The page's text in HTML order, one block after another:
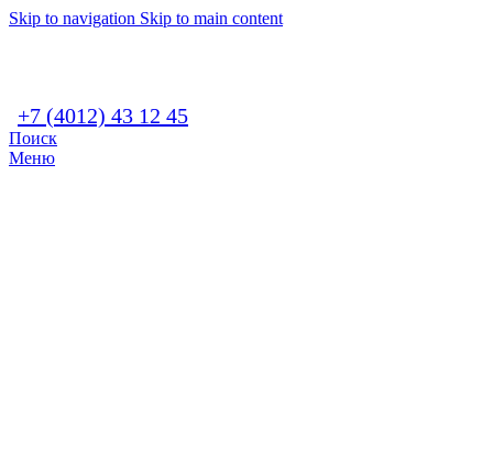
Skip to navigation Skip to main content
+7 (4012) 43 12 45
Поиск
Меню